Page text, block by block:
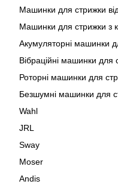
Машинки для стрижки
Машинки для стрижки з
Акумуляторні машинки
Вібраційні машинки для
Роторні машинки для
Безшумні машинки для
Wahl
JRL
Sway
Moser
Andis